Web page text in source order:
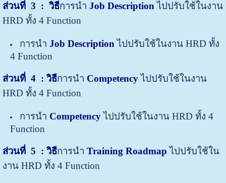
ส่วนที่ 3 : วิธีการนำ Job Description ไปปรับใช้ในงาน
HRD ทั้ง 4 Function
การนำ Job Description ไปปรับใช้ในงาน HRD ทั้ง
4 Function
ส่วนที่ 4: วิธีการนำ Competencyไปปรับใช้ในงาน
HRD ทั้ง 4 Function
การนำ Competencyไปปรับใช้ในงาน HRD ทั้ง 4
Function
ส่วนที่ 5 : วิธีการนำ Training Roadmap ไปปรับใช้ใน
งาน HRD ทั้ง 4 Function